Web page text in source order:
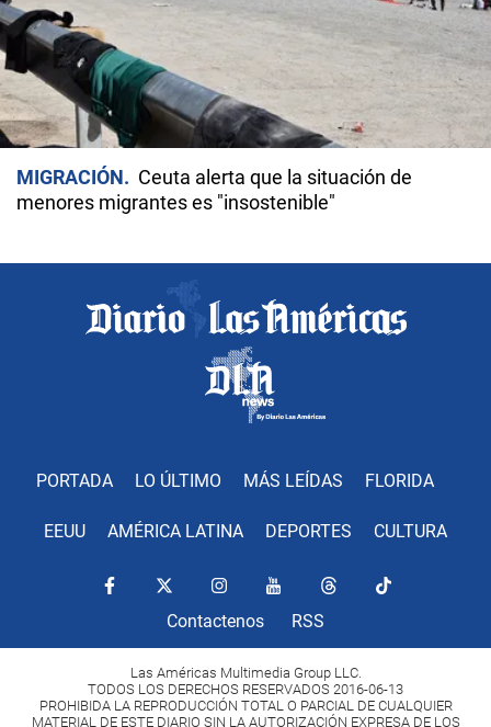
MIGRACIÓN
Ceuta alerta que la situación de
menores migrantes es "insostenible"
PORTADA LO ÚLTIMO MÁS LEÍDAS FLORIDA
EEUU AMÉRICA LATINA DEPORTES CULTURA
Contactenos RSS
Las Américas Multimedia Group LLC.
TODOS LOS DERECHOS RESERVADOS 2016-06-13
PROHIBIDA LA REPRODUCCIÓN TOTAL O PARCIAL DE CUALQUIER
MATERIAL DE ESTE DIARIO SIN LA AUTORIZACIÓN EXPRESA DE LOS